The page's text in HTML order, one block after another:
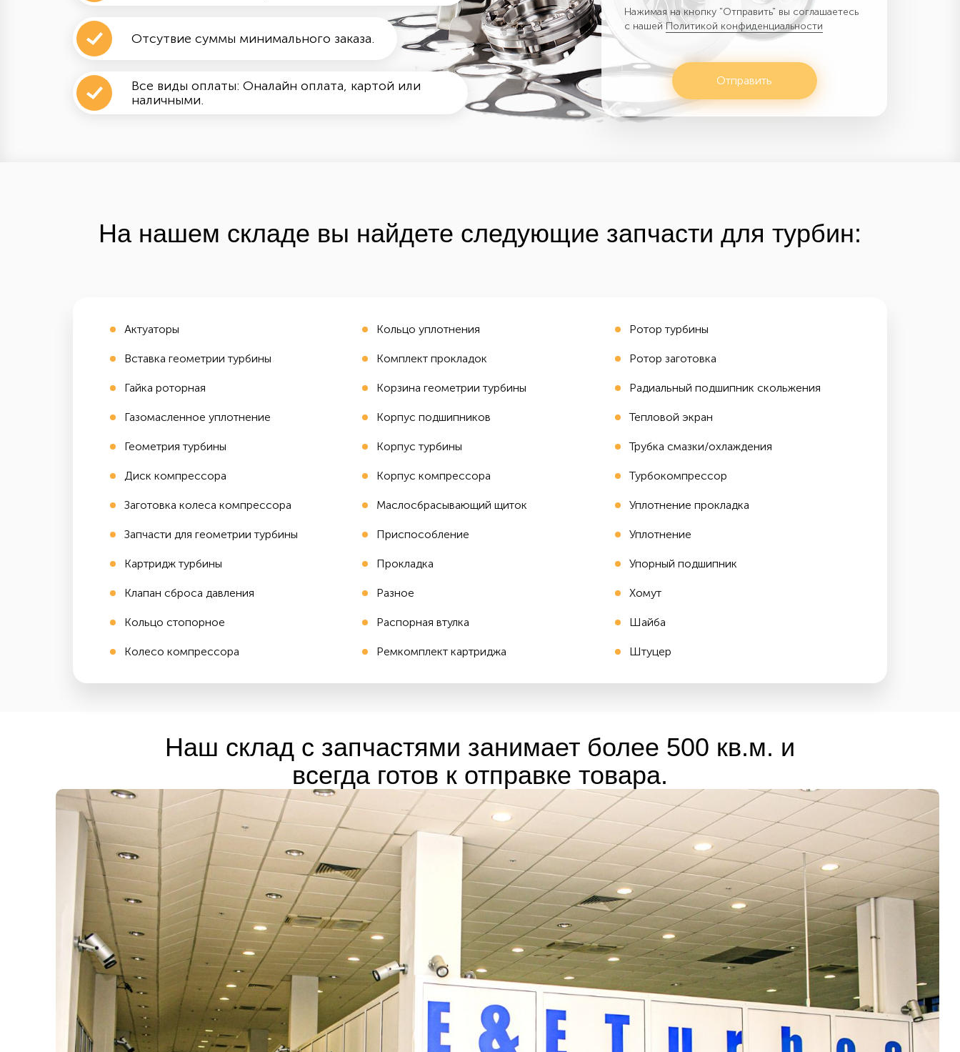
Отсутвие суммы минимального заказа.
Все виды оплаты: Оналайн оплата, картой или
наличными.
Нажимая на кнопку "Отправить" вы соглашаетесь
с нашейПолитикой конфиденциальности
Отправить
На нашем складе вы найдете следующие запчасти для турбин:
Актуаторы
Вставка геометрии турбины
Гайка роторная
Газомасленное уплотнение
Геометрия турбины
Диск компрессора
Заготовка колеса компрессора
Запчасти для геометрии турбины
Картридж турбины
Клапан сброса давления
Кольцо стопорное
Колесо компрессора
Кольцо уплотнения
Комплект прокладок
Корзина геометрии турбины
Корпус подшипников
Корпус турбины
Корпус компрессора
Маслосбрасывающий щиток
Приспособление
Прокладка
Разное
Распорная втулка
Ремкомплект картриджа
Ротор турбины
Ротор заготовка
Радиальный подшипник скольжения
Тепловой экран
Трубка смазки/охлаждения
Турбокомпрессор
Уплотнение прокладка
Уплотнение
Упорный подшипник
Хомут
Шайба
Штуцер
Наш склад с запчастями занимает более 500 кв.м. и
всегда готов к отправке товара.